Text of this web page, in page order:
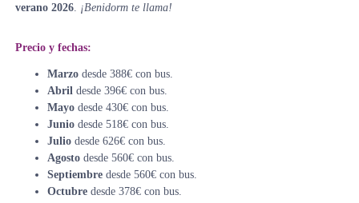
verano 2026. ¡Benidorm te llama!
Precio y fechas:
Marzodesde 388€ con bus.
Abril desde 396€ con bus.
Mayodesde 430€ con bus.
Juniodesde 518€ con bus.
Juliodesde 626€ con bus.
Agostodesde 560€ con bus.
Septiembredesde 560€ con bus.
Octubredesde 378€ con bus.